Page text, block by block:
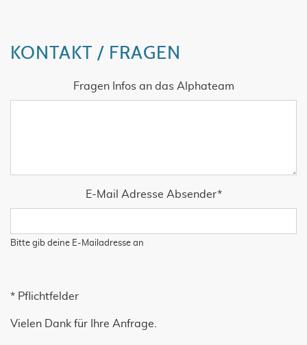
KONTAKT / FRAGEN
Fragen Infos an das Alphateam
Pflichtfeld
E-Mail Adresse Absender*
Bitte gib deine E-Mailadresse an
* Pflichtfelder
Vielen Dank für Ihre Anfrage.